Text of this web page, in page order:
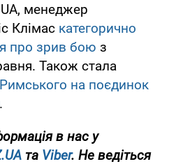
менеджер
Клімас категорично
про зрив бою з
Також стала
на поєдинок
.
в нас у
та Viber. Не ведіться